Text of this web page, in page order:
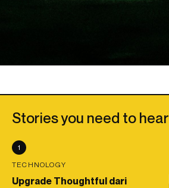
Stories you need to hear
1
TECHNOLOGY
Upgrade Thoughtful dari